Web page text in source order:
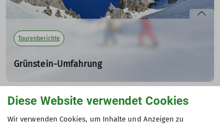
Tourenberichte
Grünstein-Umfahrung
Ein Urlaubstag in den Mieminger Alpen
mehr erfahren
Andere Themen
Diese Website verwendet Cookies
Wir verwenden Cookies, um Inhalte und Anzeigen zu